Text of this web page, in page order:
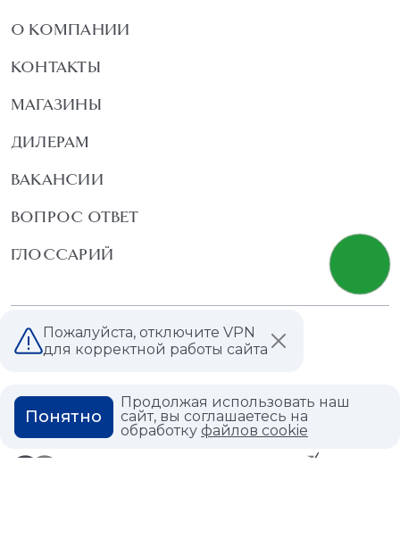
О КОМПАНИИ
КОНТАКТЫ
МАГАЗИНЫ
ДИЛЕРАМ
ВАКАНСИИ
ВОПРОС ОТВЕТ
ГЛОССАРИЙ
Политика конфиденциальности
Политика использования cookies
Пожалуйста, отключите VPN
для корректной работы сайта
Продолжая использовать наш
сайт, вы соглашаетесь на
обработкуфайлов cookie
Понятно